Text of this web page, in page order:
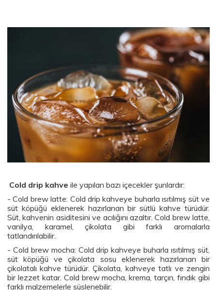
Cold drip kahve ile yapılan bazı içecekler şunlardır:
- Cold brew latte: Cold drip kahveye buharla ısıtılmış süt ve
süt köpüğü eklenerek hazırlanan bir sütlü kahve türüdür.
Süt, kahvenin asiditesini ve acılığını azaltır. Cold brew latte,
vanilya, karamel, çikolata gibi farklı aromalarla
tatlandırılabilir.
- Cold brew mocha: Cold drip kahveye buharla ısıtılmış süt,
süt köpüğü ve çikolata sosu eklenerek hazırlanan bir
çikolatalı kahve türüdür. Çikolata, kahveye tatlı ve zengin
bir lezzet katar. Cold brew mocha, krema, tarçın, fındık gibi
farklı malzemelerle süslenebilir.